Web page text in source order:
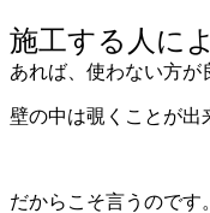
施工する人に
あれば、使わない方が
壁の中は覗くことが出
だからこそ言うのです